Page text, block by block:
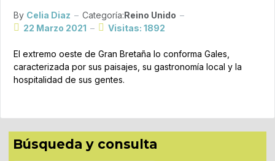
By Celia Diaz Categoría:Reino Unido
22 Marzo 2021
Visitas: 1892
El extremo oeste de Gran Bretaña lo conforma Gales,
caracterizada por sus paisajes, su gastronomía local y la
hospitalidad de sus gentes.
Búsqueda y consulta